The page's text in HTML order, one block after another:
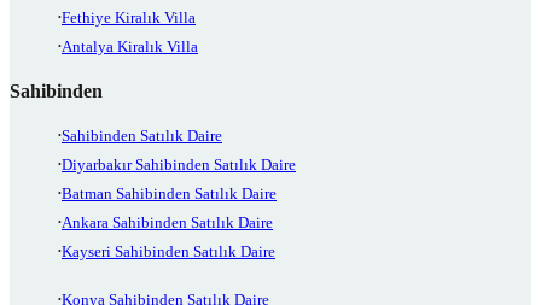
Fethiye Kiralık Villa
Antalya Kiralık Villa
Sahibinden
Sahibinden Satılık Daire
Diyarbakır Sahibinden Satılık Daire
Batman Sahibinden Satılık Daire
Ankara Sahibinden Satılık Daire
Kayseri Sahibinden Satılık Daire
Konya Sahibinden Satılık Daire